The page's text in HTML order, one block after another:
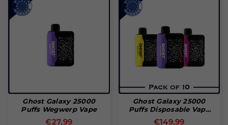
Ghost Galaxy 25000
Puffs Wegwerp Vape
Normale
€27,99
Ghost Galaxy 25000
Puffs Disposable Vape
Bar (Box Of 10)
Normale
€149,99